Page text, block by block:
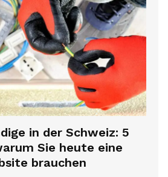
in der Schweiz: 5
Sie heute eine
brauchen